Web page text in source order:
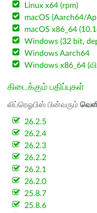
Linux x64 (rpm)
macOS (Aarch64/
macOS x86_64
Windows (32 bit,
Windows Aarch64
Windows x86_64
கிடைக்கும் பதிப்புகள்
லிப்ரெஓபிஸ் பின்வரும்
26.2.5
26.2.4
26.2.3
26.2.2
26.2.1
26.2.0
25.8.7
25.8.6